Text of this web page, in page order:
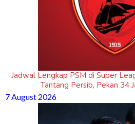
Jadwal Lengkap PSM di Super
Tantang Persib, Pekan 34
7 August 2026